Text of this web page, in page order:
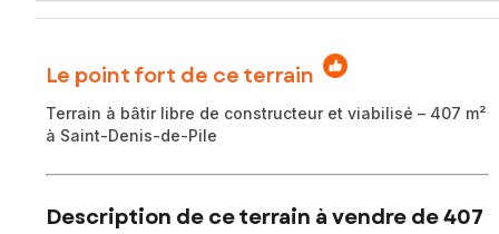
Le point fort de ce terrain
Terrain à bâtir libre de constructeur et viabilisé – 407 m²
à Saint-Denis-de-Pile
Description de ce terrain à vendre de 407